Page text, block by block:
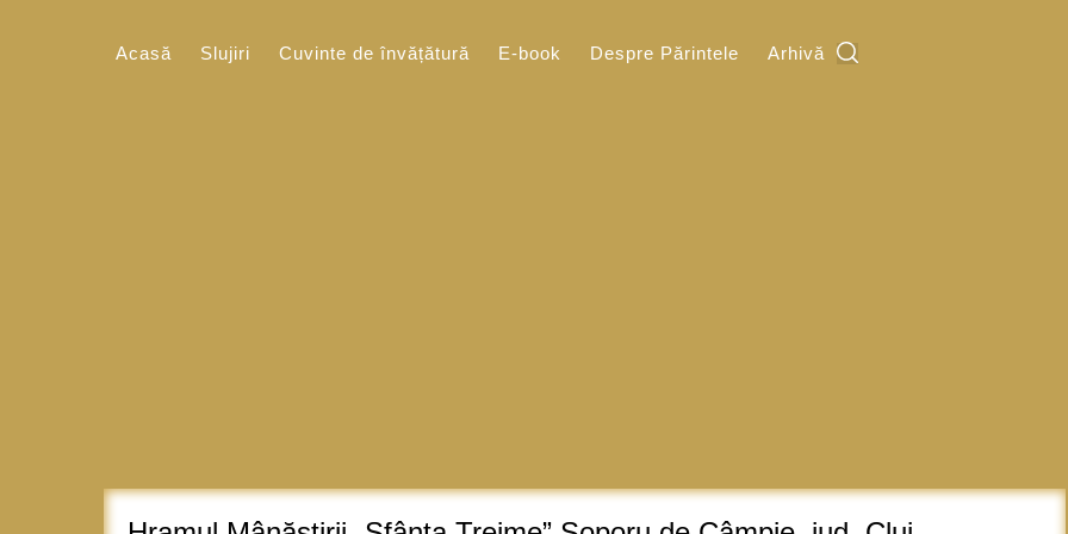
Acasă Slujiri Cuvinte de învățătură E-book Despre Părintele Arhivă